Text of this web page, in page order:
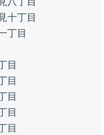
十丁目
丁目
目
目
目
目
目